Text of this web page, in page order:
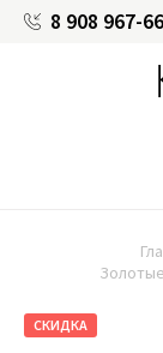
8 908 967-
СКИДКА